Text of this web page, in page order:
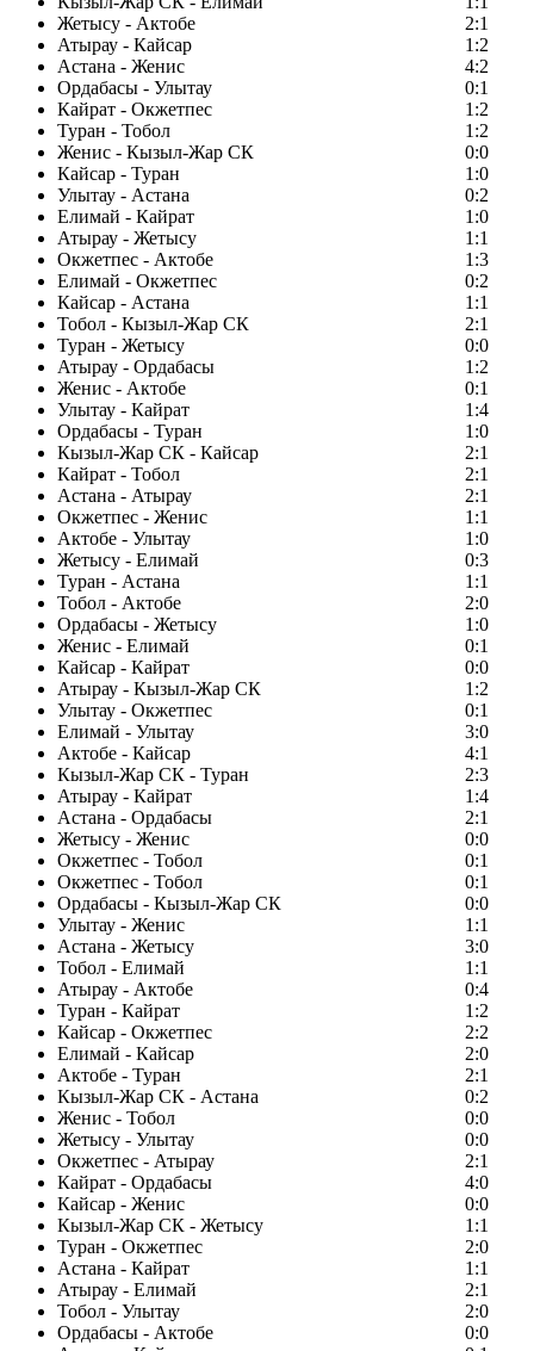
Жетысу - Актобе
2:1
Атырау - Кайсар
1:2
Астана - Женис
4:2
Ордабасы - Улытау
0:1
Кайрат - Окжетпес
1:2
Туран - Тобол
1:2
Женис - Кызыл-Жар СК
0:0
Кайсар - Туран
1:0
Улытау - Астана
0:2
Елимай - Кайрат
1:0
Атырау - Жетысу
1:1
Окжетпес - Актобе
1:3
Елимай - Окжетпес
0:2
Кайсар - Астана
1:1
Тобол - Кызыл-Жар СК
2:1
Туран - Жетысу
0:0
Атырау - Ордабасы
1:2
Женис - Актобе
0:1
Улытау - Кайрат
1:4
Ордабасы - Туран
1:0
Кызыл-Жар СК - Кайсар
2:1
Кайрат - Тобол
2:1
Астана - Атырау
2:1
Окжетпес - Женис
1:1
Актобе - Улытау
1:0
Жетысу - Елимай
0:3
Туран - Астана
1:1
Тобол - Актобе
2:0
Ордабасы - Жетысу
1:0
Женис - Елимай
0:1
Кайсар - Кайрат
0:0
Атырау - Кызыл-Жар СК
1:2
Улытау - Окжетпес
0:1
Елимай - Улытау
3:0
Актобе - Кайсар
4:1
Кызыл-Жар СК - Туран
2:3
Атырау - Кайрат
1:4
Астана - Ордабасы
2:1
Жетысу - Женис
0:0
Окжетпес - Тобол
0:1
Окжетпес - Тобол
0:1
Ордабасы - Кызыл-Жар СК
0:0
Улытау - Женис
1:1
Астана - Жетысу
3:0
Тобол - Елимай
1:1
Атырау - Актобе
0:4
Туран - Кайрат
1:2
Кайсар - Окжетпес
2:2
Елимай - Кайсар
2:0
Актобе - Туран
2:1
Кызыл-Жар СК - Астана
0:2
Женис - Тобол
0:0
Жетысу - Улытау
0:0
Окжетпес - Атырау
2:1
Кайрат - Ордабасы
4:0
Кайсар - Женис
0:0
Кызыл-Жар СК - Жетысу
1:1
Туран - Окжетпес
2:0
Астана - Кайрат
1:1
Атырау - Елимай
2:1
Тобол - Улытау
2:0
Ордабасы - Актобе
0:0